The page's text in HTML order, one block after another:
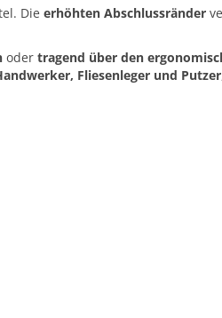
Die erhöhten Abschlussränder
oder tragend über den
Fliesenleger und Putzer